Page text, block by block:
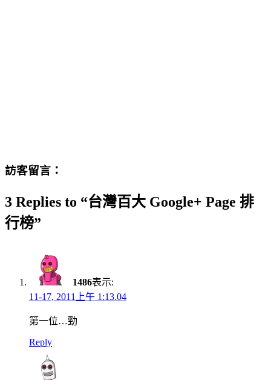
訪客留言：
3 Replies to “台灣百大 Google+ Page 排
行榜”
1486表示:
11-17, 2011上午 1:13.04
第一位…勁
Reply